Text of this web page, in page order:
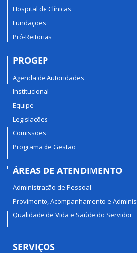
Hospital de Clínicas
Fundações
Pró-Reitorias
PROGEP
Agenda de Autoridades
Institucional
Equipe
Legislações
Comissões
Programa de Gestão
ÁREAS DE ATENDIMENTO
Administração de Pessoal
Provimento, Acompanhamento e
Qualidade de Vida e Saúde do Servidor
SERVIÇOS